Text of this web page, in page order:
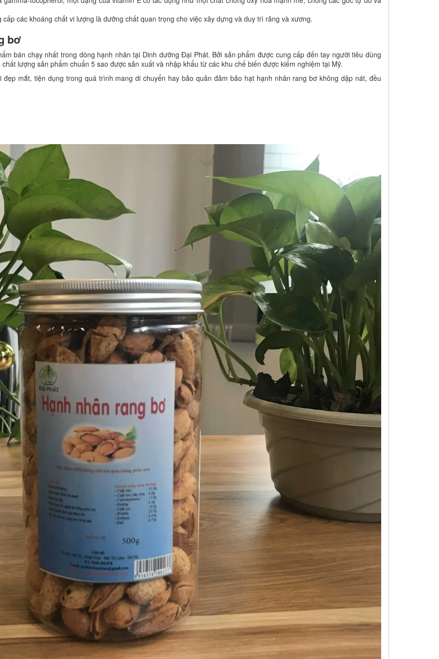
các khoáng chất vi lượng là dưỡng chất quan trọng cho việc xây dựng và duy trì răng và xương.
bơ
bán chạy nhất trong dòng hạnh nhân tại Dinh dưỡng Đại Phát. Bởi sản phẩm được cung cấp đến tay người tiêu dùng
lượng sản phẩm chuẩn 5 sao được sản xuất và nhập khẩu từ các khu chế biến được kiểm nghiệm tại Mỹ.
mắt, tiện dụng trong quá trình mang di chuyển hay bảo quản đảm bảo hạt hạnh nhân rang bơ không dập nát, đều